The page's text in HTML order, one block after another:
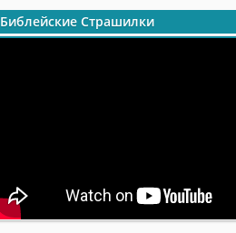
Библейские Страшилки